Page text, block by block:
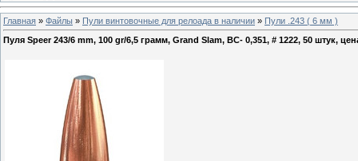
Главная » Файлы » Пули винтовочные для релоада в наличии » Пули .243 ( 6 мм )
Пуля Speer 243/6 mm, 100 gr/6,5 грамм, Grand Slam, ВС- 0,351, # 1222, 50 штук,